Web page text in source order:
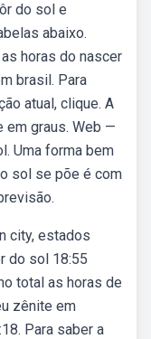
do sol e
abaixo.
horas do nascer
brasil. Para
atual, clique. A
em graus. Web —
Uma forma bem
sol se põe é com
city, estados
do sol 18:55
total as horas de
zênite em
Para saber a